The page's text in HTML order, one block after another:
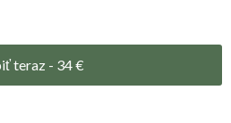
teraz - 34€